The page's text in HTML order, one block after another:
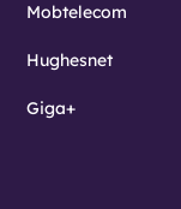
Mobtelecom
Hughesnet
Giga+